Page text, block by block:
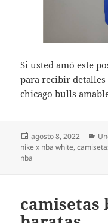
Si usted amó este
para recibir
chicago bulls
Publicado
el
agosto 8, 2022
nike x nba white,
nba
camisetas